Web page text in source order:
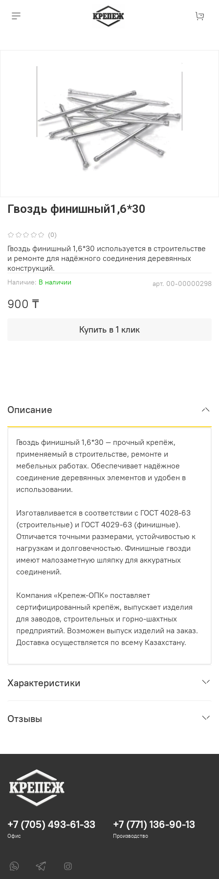
(0)
арт. 00-00000298
Наличие: В наличии
Гвоздь финишный1,6*30
900 ₸
Купить в 1 клик
Гвоздь финишный 1,6*30 используется в строительстве
и ремонте для надёжного соединения деревянных
конструкций.
Описание
Гвоздь финишный 1,6*30 — прочный крепёж,
применяемый в строительстве, ремонте и
мебельных работах. Обеспечивает надёжное
соединение деревянных элементов и удобен в
использовании.
Изготавливается в соответствии с ГОСТ 4028-63
(строительные) и ГОСТ 4029-63 (финишные).
Отличается точными размерами, устойчивостью к
нагрузкам и долговечностью. Финишные гвозди
имеют малозаметную шляпку для аккуратных
соединений.
Компания «Крепеж-ОПК» поставляет
сертифицированный крепёж, выпускает изделия
для заводов, строительных и горно-шахтных
предприятий. Возможен выпуск изделий на заказ.
Доставка осуществляется по всему Казахстану.
Характеристики
Отзывы
+7 (705) 493-61-33
Офис
+7 (771) 136-90-13
Производство